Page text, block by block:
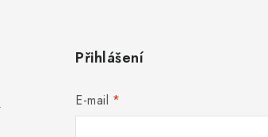
Přihlášení
E-mail